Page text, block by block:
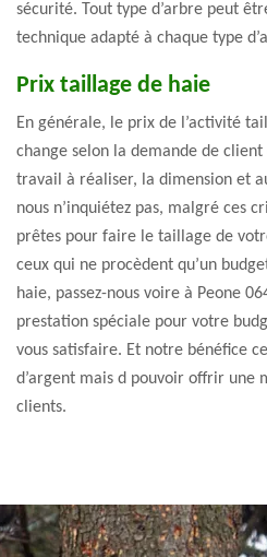
sécurité. Tout type d’arbre peut
technique adapté à chaque type
Prix taillage de haie
En générale, le prix de l’activité
change selon la demande de
travail à réaliser, la dimension et
nous n’inquiétez pas, malgré ces
prêtes pour faire le taillage de
ceux qui ne procèdent qu’un
haie, passez-nous voire à Peone
prestation spéciale pour votre
vous satisfaire. Et notre bénéfice
d’argent mais d pouvoir offrir une
clients.